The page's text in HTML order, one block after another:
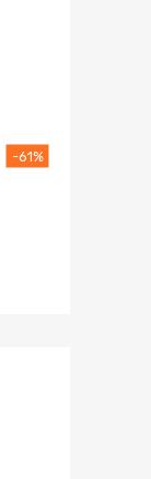
-61%